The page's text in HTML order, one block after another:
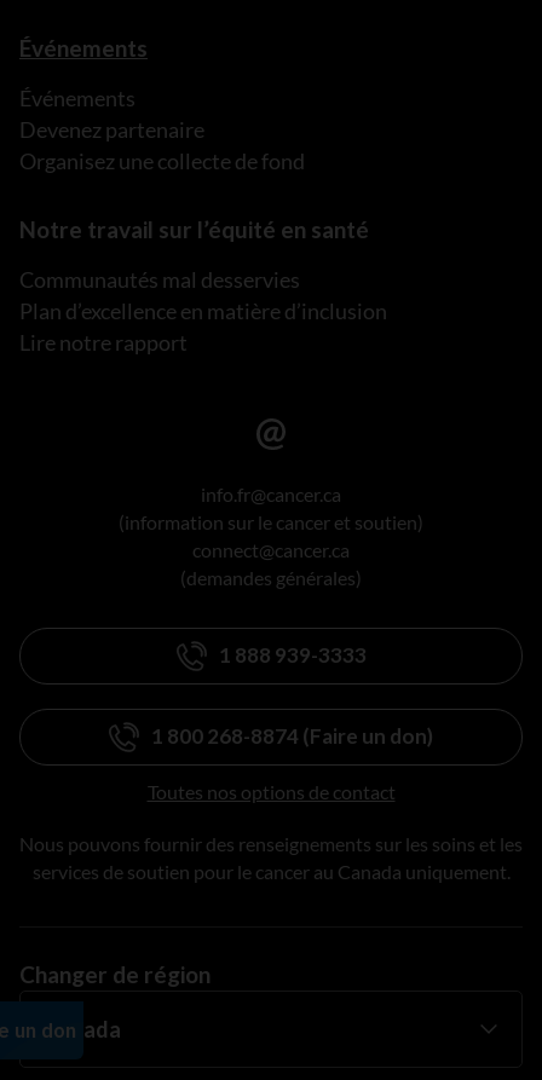
Événements
Événements
Devenez partenaire
Organisez une collecte de fond
Notre travail sur l’équité en santé
Communautés mal desservies
Plan d’excellence en matière d’inclusion
Lire notre rapport
info.fr@cancer.ca
(information sur le cancer et soutien)
connect@cancer.ca
(demandes générales)
1 888 939-3333
1 800 268-8874 (Faire un don)
Toutes nos options de contact
Nous pouvons fournir des renseignements sur les soins et les
services de soutien pour le cancer au Canada uniquement.
Changer de région